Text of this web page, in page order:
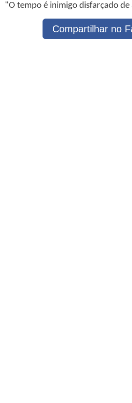
"O tempo é inimigo disfarçado de
Compartilhar no